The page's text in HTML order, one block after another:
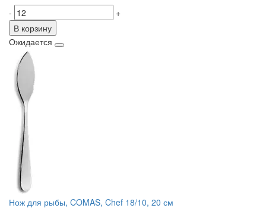
-
+
В корзину
Ожидается
Нож для рыбы, COMAS, Chef 18/10, 20 см